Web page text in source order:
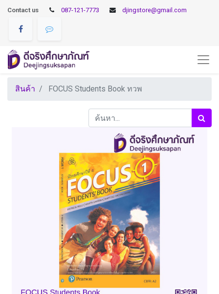
Contact us 087-121-7773 djingstore@gmail.com
สินค้า FOCUS Students Book ทวพ